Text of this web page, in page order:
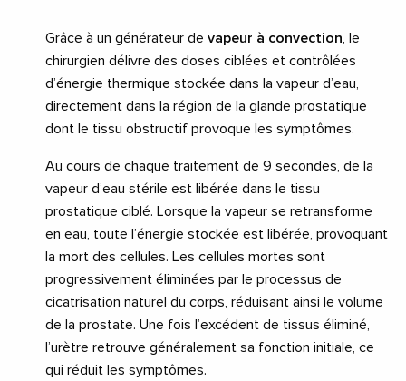
Grâce à un générateur de vapeur à convection, le
chirurgien délivre des doses ciblées et contrôlées
d’énergie thermique stockée dans la vapeur d’eau,
directement dans la région de la glande prostatique
dont le tissu obstructif provoque les symptômes.
Au cours de chaque traitement de 9 secondes, de la
vapeur d’eau stérile est libérée dans le tissu
prostatique ciblé. Lorsque la vapeur se retransforme
en eau, toute l’énergie stockée est libérée, provoquant
la mort des cellules. Les cellules mortes sont
progressivement éliminées par le processus de
cicatrisation naturel du corps, réduisant ainsi le volume
de la prostate. Une fois l’excédent de tissus éliminé,
l’urètre retrouve généralement sa fonction initiale, ce
qui réduit les symptômes.